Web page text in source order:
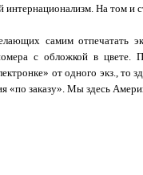
интернационализм. На том и
самим отпечатать
с обложкой в цвете.
от одного экз., то
«по заказу». Мы здесь